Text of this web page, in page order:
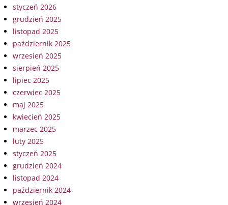
styczeń 2026
grudzień 2025
listopad 2025
październik 2025
wrzesień 2025
sierpień 2025
lipiec 2025
czerwiec 2025
maj 2025
kwiecień 2025
marzec 2025
luty 2025
styczeń 2025
grudzień 2024
listopad 2024
październik 2024
wrzesień 2024